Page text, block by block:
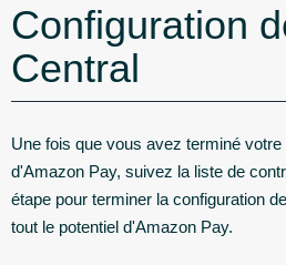
Configuration
Central
Une fois que vous avez terminé
d'Amazon Pay, suivez la liste de
étape pour terminer la configuration
tout le potentiel d'Amazon Pay.